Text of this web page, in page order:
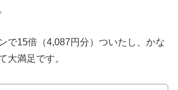
で15倍（4,087円分）ついたし、かな
大満足です。